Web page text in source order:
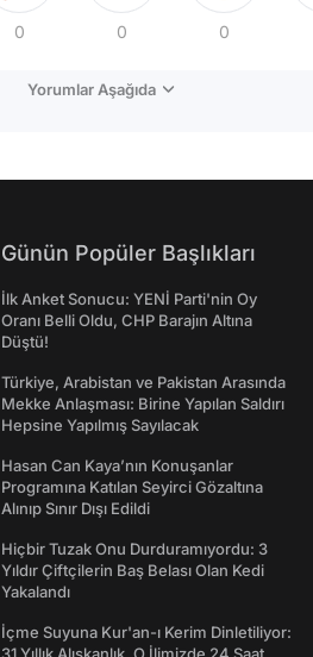
0 0 0
Yorumlar Aşağıda
Günün Popüler Başlıkları
İlk Anket Sonucu: YENİ Parti'nin Oy
Oranı Belli Oldu, CHP Barajın Altına
Düştü!
Türkiye, Arabistan ve Pakistan Arasında
Mekke Anlaşması: Birine Yapılan Saldırı
Hepsine Yapılmış Sayılacak
Hasan Can Kaya’nın Konuşanlar
Programına Katılan Seyirci Gözaltına
Alınıp Sınır Dışı Edildi
Hiçbir Tuzak Onu Durduramıyordu: 3
Yıldır Çiftçilerin Baş Belası Olan Kedi
Yakalandı
İçme Suyuna Kur'an-ı Kerim Dinletiliyor: